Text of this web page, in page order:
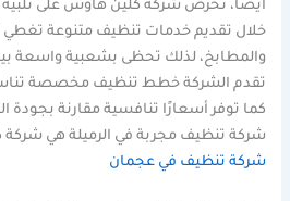
أيضا، تحرص شركة كلين هاوس على تلبية
خلال تقديم خدمات تنظيف متنوعة تغطي
والمطابخ، لذلك تحظى بشعبية واسعة
تقدم الشركة خطط تنظيف مخصصة
كما توفر أسعارًا تنافسية مقارنة بجودة
شركة تنظيف مجربة في الرميلة هي
شركة تنظيف في عجمان